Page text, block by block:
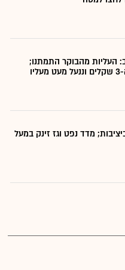
העליות מהבוקר התמתנו;
מדד נפט וגז זינק במעל